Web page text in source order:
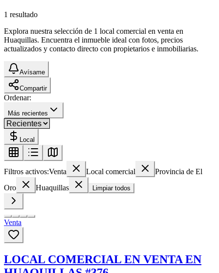
1 resultado
Explora nuestra selección de 1 local comercial en venta en
Huaquillas. Encuentra el inmueble ideal con fotos, precios
actualizados y contacto directo con propietarios e inmobiliarias.
Avísame
Compartir
Ordenar:
Más recientes
Local
Filtros activos:Venta Local comercial
Provincia de El
Oro
Huaquillas Limpiar todos
Venta
LOCAL COMERCIAL EN VENTA EN